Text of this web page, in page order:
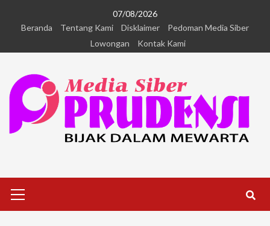
07/08/2026
Beranda
Tentang Kami Disklaimer
Pedoman Media Siber
Lowongan
Kontak Kami